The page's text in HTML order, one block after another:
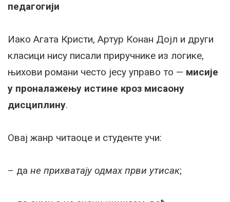
педагогији
Иако Агата Кристи, Артур Конан Дојл и други
класици нису писали приручнике из логике,
њихови романи често јесу управо то — мисије
у проналажењу истине кроз мисаону
дисциплину.
Овај жанр читаоце и студенте учи:
– да не прихватају одмах први утисак;